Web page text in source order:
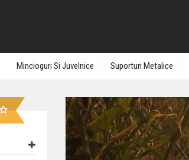
Mincioguri Si Juvelnice Suporturi Metalice